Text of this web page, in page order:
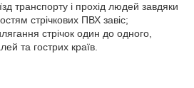
транспорту і прохід людей завдяки
стрічкових ПВХ завіс;
стрічок один до одного,
та гострих країв.